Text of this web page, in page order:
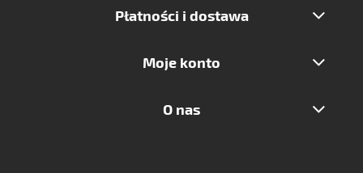
Płatności i dostawa
Moje konto
O nas